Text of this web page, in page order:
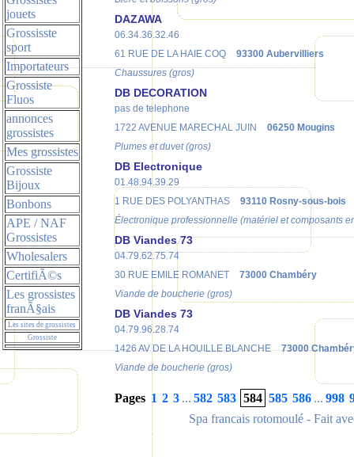
jouets
Grossisste
sport
Importateurs
Grossiste
Fluos
annonces
grossistes
Mes grossistes
Grossiste
Bijoux
Bonbons
APE / NAF
Grossistes
Wholesalers
CertifiÃ©s
Les grossistes
franÃ§ais
Les sites de grossistes
Grossiste
DAZAWA
06.34.36.32.46
61 RUE DE LA HAIE COQ
93300 Aubervilliers
Chaussures (gros)
DB DECORATION
pas de telephone
1722 AVENUE MARECHAL JUIN
06250 Mougins
Plumes et duvet (gros)
DB Electronique
01.48.94.39.29
1 RUE DES POLYANTHAS
93110 Rosny-sous-bois
Électronique professionnelle (matériel et composants
DB Viandes 73
04.79.62.75.74
30 RUE EMILE ROMANET
73000 Chambéry
Viande de boucherie (gros)
DB Viandes 73
04.79.96.28.74
1426 AV DE LA HOUILLE BLANCHE
73000
Viande de boucherie (gros)
Pages 1 2 3 ... 582 583 584 585 586 ... 998
Spa francais rotomoulé - Fait